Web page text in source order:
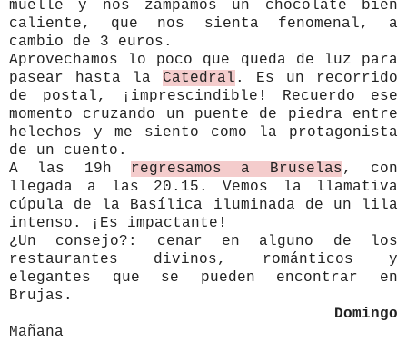
muelle y nos zampamos un chocolate bien
caliente, que nos sienta fenomenal, a
cambio de 3 euros.
Aprovechamos lo poco que queda de luz para
pasear hasta la Catedral . Es un recorrido
de postal, ¡imprescindible! Recuerdo ese
momento cruzando un puente de piedra entre
helechos y me siento como la protagonista
de un cuento.
A las 19h
regresamos a Bruselas, con
llegada a las 20.15. Vemos la llamativa
cúpula de la Basílica iluminada de un lila
intenso. ¡Es impactante!
¿Un consejo?: cenar en alguno de los
restaurantes divinos, románticos y
elegantes que se pueden encontrar en
Brujas.
Domingo
Mañana